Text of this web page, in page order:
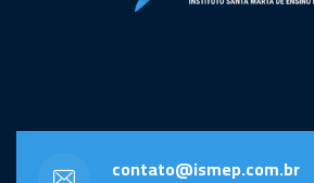
contato@ismep.com.br